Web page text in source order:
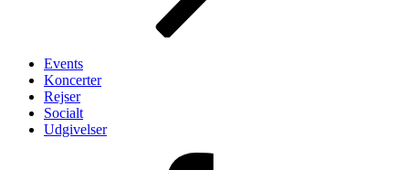
Events
Koncerter
Rejser
Socialt
Udgivelser